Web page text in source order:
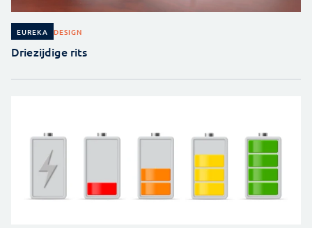
EUREKA DESIGN
Driezijdige rits